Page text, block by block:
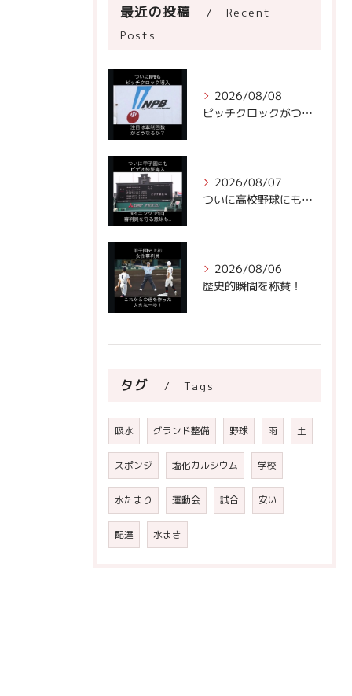
最近の投稿
Recent
Posts
2026/08/08
ピッチクロックがついにNPBに!
2026/08/07
ついに高校野球にもビデオ判定が！
2026/08/06
歴史的瞬間を称賛！
タグ Tags
吸水 グランド整備 野球 雨 土
スポンジ 塩化カルシウム 学校
水たまり 運動会 試合 安い
配達 水まき